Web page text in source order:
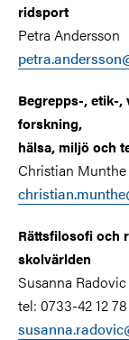
ridsport
Petra Andersson
Begrepps-, etik-
forskning,
hälsa, miljö och
Christian Munthe
Rättsfilosofi och
skolvärlden
Susanna Radovic
tel: 0733-42 12 78